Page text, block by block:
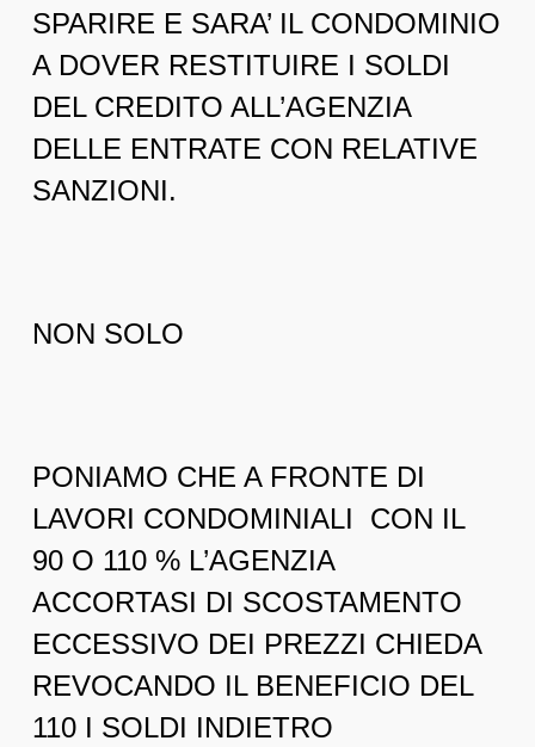
SPARIRE E SARA’ IL CONDOMINIO
A DOVER RESTITUIRE I SOLDI
DEL CREDITO ALL’AGENZIA
DELLE ENTRATE CON RELATIVE
SANZIONI.
NON SOLO
PONIAMO CHE A FRONTE DI
LAVORI CONDOMINIALI CON IL
90 O 110 % L’AGENZIA
ACCORTASI DI SCOSTAMENTO
ECCESSIVO DEI PREZZI CHIEDA
REVOCANDO IL BENEFICIO DEL
110 I SOLDI INDIETRO